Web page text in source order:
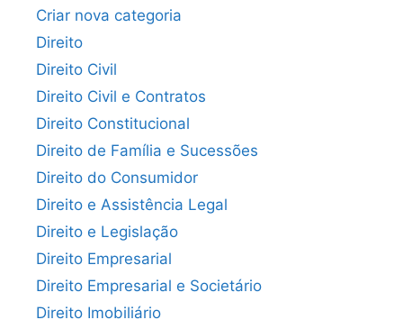
Criar nova categoria
Direito
Direito Civil
Direito Civil e Contratos
Direito Constitucional
Direito de Família e Sucessões
Direito do Consumidor
Direito e Assistência Legal
Direito e Legislação
Direito Empresarial
Direito Empresarial e Societário
Direito Imobiliário